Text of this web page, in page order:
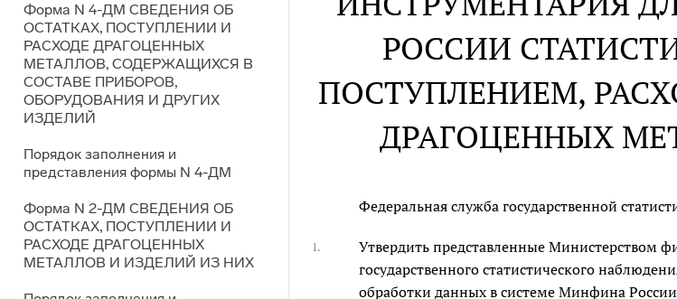
Форма N 4-ДМ СВЕДЕНИЯ ОБ
ОСТАТКАХ, ПОСТУПЛЕНИИ И
РАСХОДЕ ДРАГОЦЕННЫХ
МЕТАЛЛОВ, СОДЕРЖАЩИХСЯ В
СОСТАВЕ ПРИБОРОВ,
ОБОРУДОВАНИЯ И ДРУГИХ
ИЗДЕЛИЙ
Порядок заполнения и
представления формы N 4-ДМ
Форма N 2-ДМ СВЕДЕНИЯ ОБ
ОСТАТКАХ, ПОСТУПЛЕНИИ И
РАСХОДЕ ДРАГОЦЕННЫХ
МЕТАЛЛОВ И ИЗДЕЛИЙ ИЗ НИХ
РОССИИ
ПОСТУПЛЕНИЕМ,
ДРАГОЦЕННЫХ
Федеральная служба государственной
1.
Утвердить представленные Министерством
государственного статистического
обработки данных в системе Минфина